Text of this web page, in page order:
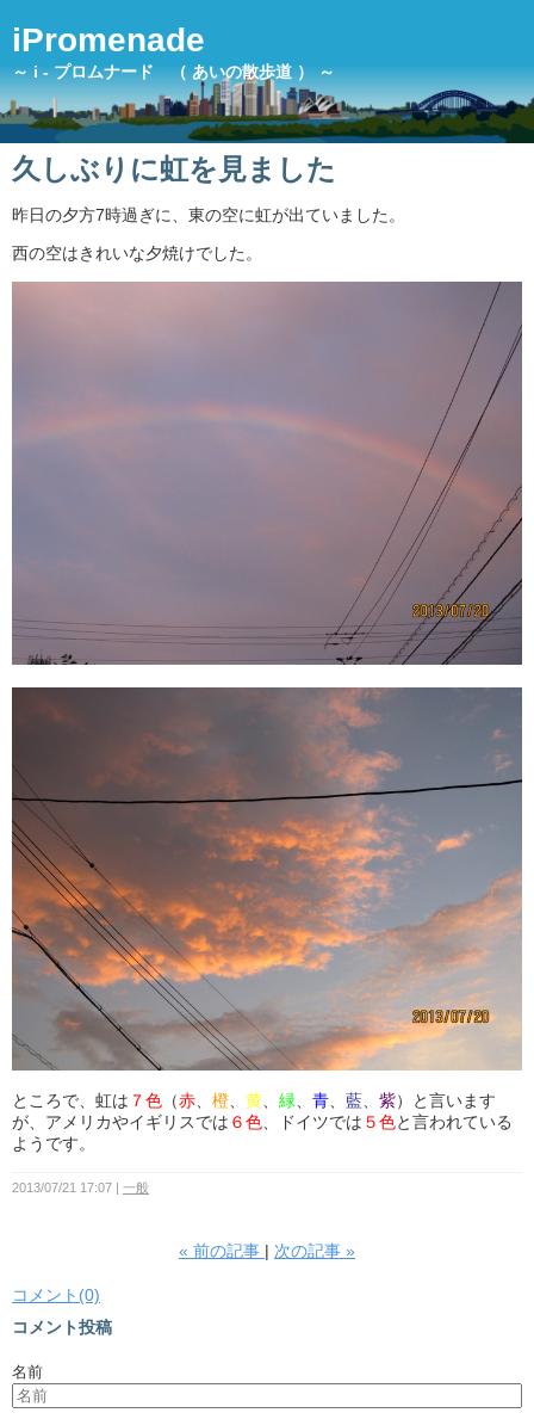
iPromenade
～ i - プロムナード （ あいの散歩道 ） ～
久しぶりに虹を見ました
昨日の夕方7時過ぎに、東の空に虹が出ていました。
西の空はきれいな夕焼けでした。
ところで、虹は ７色 （赤 橙 黄 緑 青 藍 紫）と言います
が、アメリカやイギリスでは ６色 、ドイツでは ５色と言われている
ようです。
2013/07/21 17:07 一般
« 前の記事 次の記事 »
コメント(0)
コメント投稿
名前